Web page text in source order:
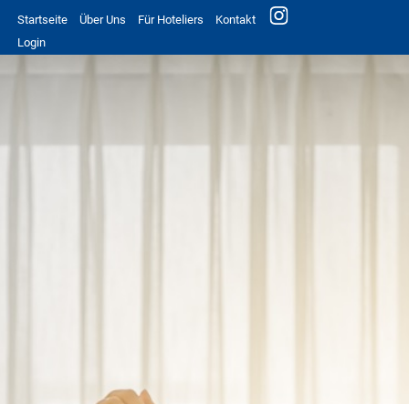
Startseite Über Uns Für Hoteliers
Kontakt
Login